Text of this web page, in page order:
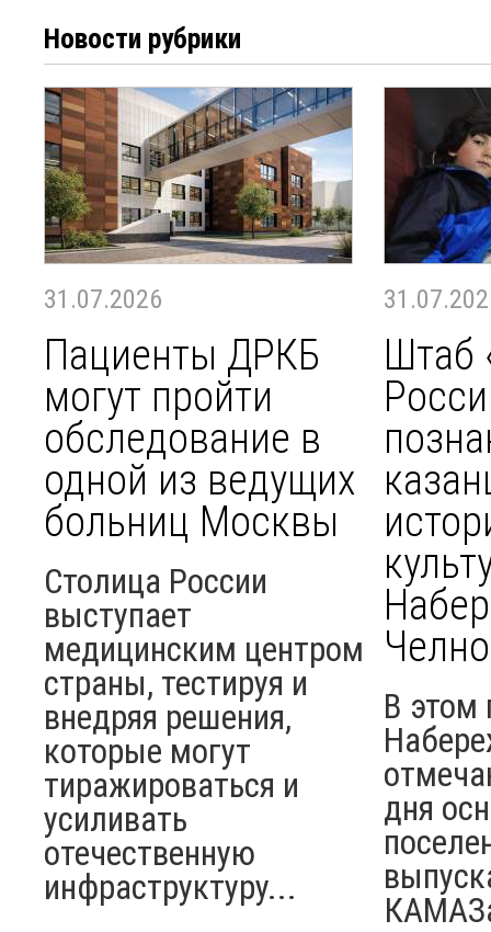
Новости рубрики
31.07.2026
Пациенты ДРКБ
могут пройти
обследование в
одной из ведущих
больниц Москвы
Столица России
выступает
медицинским центром
страны, тестируя и
внедряя решения,
которые могут
тиражироваться и
усиливать
отечественную
инфраструктуру...
Штаб
В этом
дня